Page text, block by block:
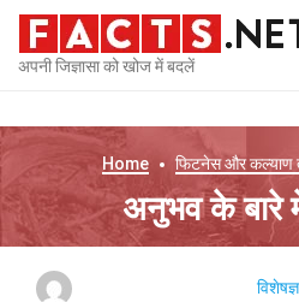
अपनी जिज्ञासा को खोज में बदलें
Home फिटनेस और कल्याण
अनुभव के बारे